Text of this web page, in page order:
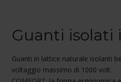
Guanti isolati
Guanti in lattice naturale isolanti
voltaggio massimo di 1000 volt.